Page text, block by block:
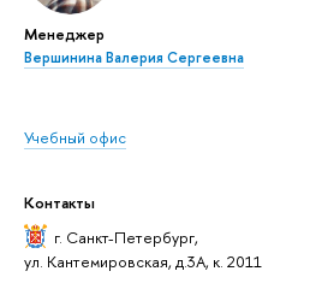
Менеджер
Вершинина Валерия Сергеевна
Учебный офис
Контакты
г. Санкт-Петербург,
ул. Кантемировская, д.3А, к. 2011